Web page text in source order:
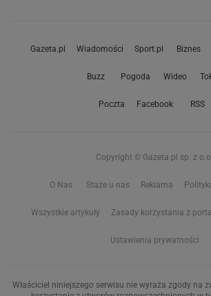
Gazeta.pl Wiadomości Sport.pl Biznes
Buzz Pogoda Wideo
Poczta Facebook RSS
Copyright © Gazeta.pl sp. z
O Nas Staże u nas Reklama
Wszystkie artykuły Zasady korzystania z
Ustawienia prywatności
Właściciel niniejszego serwisu nie wyraża zgody na